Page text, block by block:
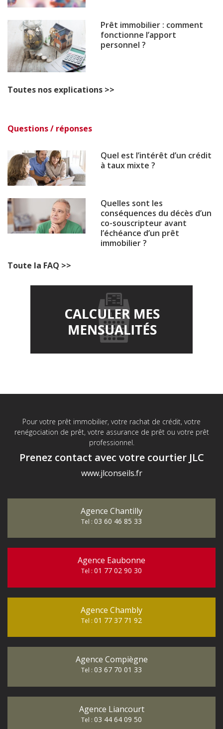
Prêt immobilier : comment
fonctionne l’apport
personnel ?
Toutes nos explications >>
Questions / réponses
Quel est l’intérêt d’un crédit
à taux mixte ?
Quelles sont les
conséquences du décès d’un
co-souscripteur avant
l’échéance d’un prêt
immobilier ?
Toute la FAQ >>
Pour votre prêt immobilier, votre rachat de crédit, votre
renégociation de prêt, votre assurance de prêt ou votre prêt
professionnel.
Prenez contact avec votre courtier JLC
www.jlconseils.fr
Agence Chantilly
Tel : 03 60 46 85 33
Agence Eaubonne
Tel : 01 77 02 90 30
Agence Chambly
Tel : 01 77 37 71 92
Agence Compiègne
Tel : 03 67 70 01 33
Agence Liancourt
Tel : 03 44 64 09 50